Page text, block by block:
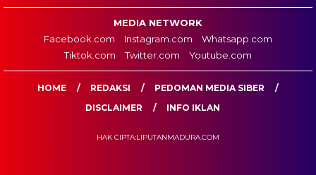
MEDIA NETWORK
Facebook.com
Instagram.com
Whatsapp.com
Tiktok.com
Twitter.com Youtube.com
HOME REDAKSI
PEDOMAN MEDIA SIBER
DISCLAIMER
INFO IKLAN
HAK CIPTA:LIPUTANMADURA.COM